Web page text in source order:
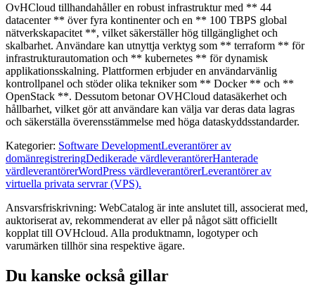
OvHCloud tillhandahåller en robust infrastruktur med ** 44
datacenter ** över fyra kontinenter och en ** 100 TBPS global
nätverkskapacitet **, vilket säkerställer hög tillgänglighet och
skalbarhet. Användare kan utnyttja verktyg som ** terraform ** för
infrastrukturautomation och ** kubernetes ** för dynamisk
applikationsskalning. Plattformen erbjuder en användarvänlig
kontrollpanel och stöder olika tekniker som ** Docker ** och **
OpenStack **. Dessutom betonar OVHCloud datasäkerhet och
hållbarhet, vilket gör att användare kan välja var deras data lagras
och säkerställa överensstämmelse med höga dataskyddsstandarder.
Kategorier: Software DevelopmentLeverantörer av
domänregistreringDedikerade värdleverantörerHanterade
värdleverantörerWordPress värdleverantörerLeverantörer av
virtuella privata servrar (VPS).
Ansvarsfriskrivning: WebCatalog är inte anslutet till, associerat med,
auktoriserat av, rekommenderat av eller på något sätt officiellt
kopplat till OVHcloud. Alla produktnamn, logotyper och
varumärken tillhör sina respektive ägare.
Du kanske också gillar